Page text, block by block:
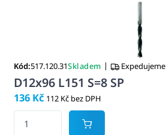
Kód:517.120.31Skladem | Expedujeme
D12x96 L151 S=8 SP
136 Kč 112 Kč bez DPH